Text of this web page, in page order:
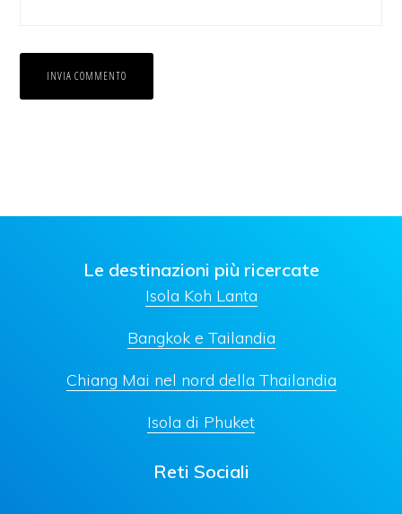
Le destinazioni più ricercate
Isola Koh Lanta
Bangkok e Tailandia
Chiang Mai nel nord della Thailandia
Isola di Phuket
Reti Sociali